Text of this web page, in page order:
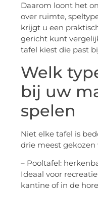
Daarom loont het
over ruimte,
krijgt u een
gericht kunt
tafel kiest die past
Welk
bij uw
spelen
Niet elke tafel is
drie meest gekozen
– Pooltafel:
Ideaal voor
kantine of in de